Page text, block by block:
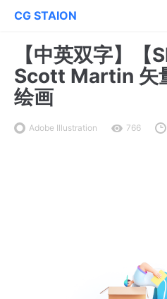
CG STAION
【中英双字】【
Scott Martin 矢
绘画
Adobe Illustration 766